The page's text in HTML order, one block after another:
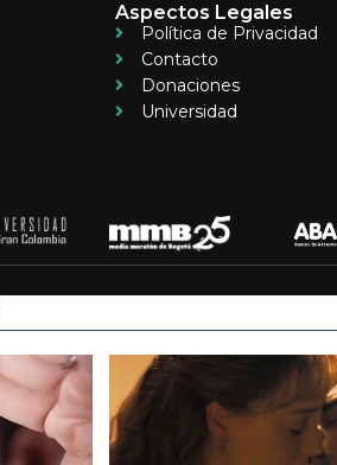
Aspectos Legales
Política de Privacidad
Contacto
Donaciones
Universidad